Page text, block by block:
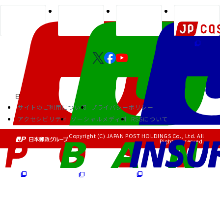
サイトのご利用について
プライバシーポリシー
アクセシビリティ
ソーシャルメディア RSSについて
Copyright (C) JAPAN POST HOLDINGS Co., Ltd. All
Rights Reserved.